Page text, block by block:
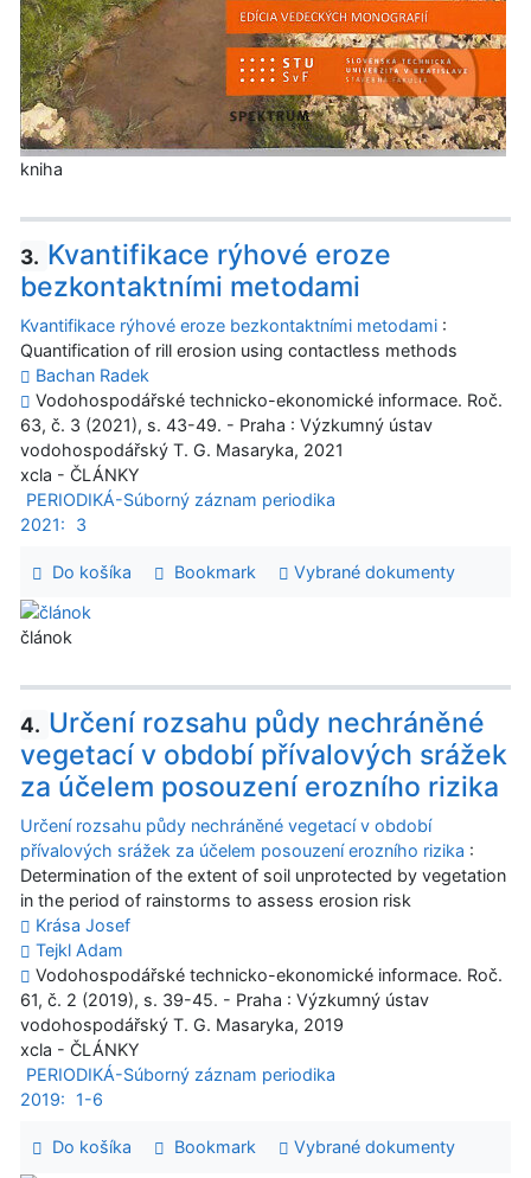
kniha
3. Kvantifikace rýhové eroze
bezkontaktními metodami
Kvantifikace rýhové eroze bezkontaktními metodami :
Quantification of rill erosion using contactless methods
Bachan Radek
Vodohospodářské technicko-ekonomické informace. Roč.
63, č. 3 (2021), s. 43-49. - Praha : Výzkumný ústav
vodohospodářský T. G. Masaryka, 2021
xcla - ČLÁNKY
PERIODIKÁ-Súborný záznam periodika
2021:
3
Do košíka Bookmark Vybrané dokumenty
článok
4. Určení rozsahu půdy nechráněné
vegetací v období přívalových srážek
za účelem posouzení erozního rizika
Určení rozsahu půdy nechráněné vegetací v období
přívalových srážek za účelem posouzení erozního rizika :
Determination of the extent of soil unprotected by vegetation
in the period of rainstorms to assess erosion risk
Krása Josef
Tejkl Adam
Vodohospodářské technicko-ekonomické informace. Roč.
61, č. 2 (2019), s. 39-45. - Praha : Výzkumný ústav
vodohospodářský T. G. Masaryka, 2019
xcla - ČLÁNKY
PERIODIKÁ-Súborný záznam periodika
2019:
1-6
Do košíka Bookmark Vybrané dokumenty